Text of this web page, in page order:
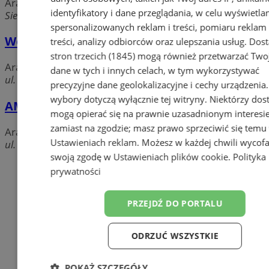
Aranżacja wnętrz
Sienkiewicza, 42-620 Chorzów
Wernecke I. Sklep przemysłowy
Aranżacja wnętrz
ul. 3 Maja 27, 41-500 Chorzów
AMG. Gros A.
Aranżacja wnętrz
ul. Ryszki 80a, 41-500 Chorzów
Dodaj firmę
Pozostałe firmy w kategorii
Meble na wymiar
Jak wyrobić książeczkę
identyfikatory i dane przeglądania, w celu
spersonalizowanych reklam i treści, pomiaru reklam
treści, analizy odbiorców oraz ulepszania usług.
stron trzecich (1845)mogą również przetwarzać
dane w tych i innych celach, w tym wykorzystywać
precyzyjne dane geolokalizacyjne i cechy
wybory dotyczą wyłącznie tej witryny. Niektórzy
mogą opierać się na prawnie uzasadnionym
zamiast na zgodzie; masz prawo sprzeciwić się temu
Ustawieniach reklam. Możesz w każdej chwili
swoją zgodę w Ustawieniach plików cookie. Polityka
prywatności
PRZEJDŹ DO PORTALU
ODRZUĆ WSZYSTKIE